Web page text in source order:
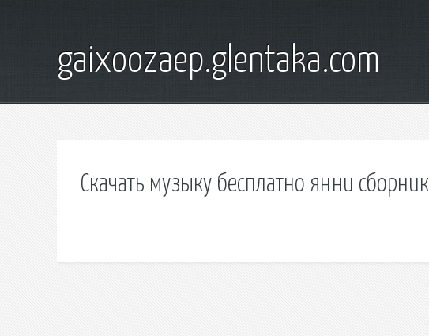
gaixoozaep.glentaka.com
Скачать музыку бесплатно янни сборник